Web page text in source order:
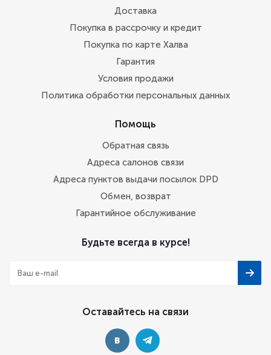
Доставка
Покупка в рассрочку и кредит
Покупка по карте Халва
Гарантия
Условия продажи
Политика обработки персональных данных
Помощь
Обратная связь
Адреса салонов связи
Адреса пунктов выдачи посылок DPD
Обмен, возврат
Гарантийное обслуживание
Будьте всегда в курсе!
Оставайтесь на связи